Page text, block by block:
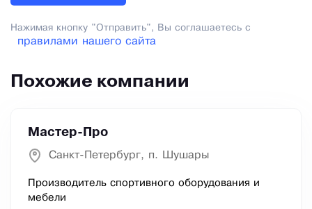
Нажимая кнопку "Отправить", Вы соглашаетесь с
правилами нашего сайта
Похожие компании
Мастер-Про
Санкт-Петербург, п. Шушары
Производитель спортивного оборудования и
мебели